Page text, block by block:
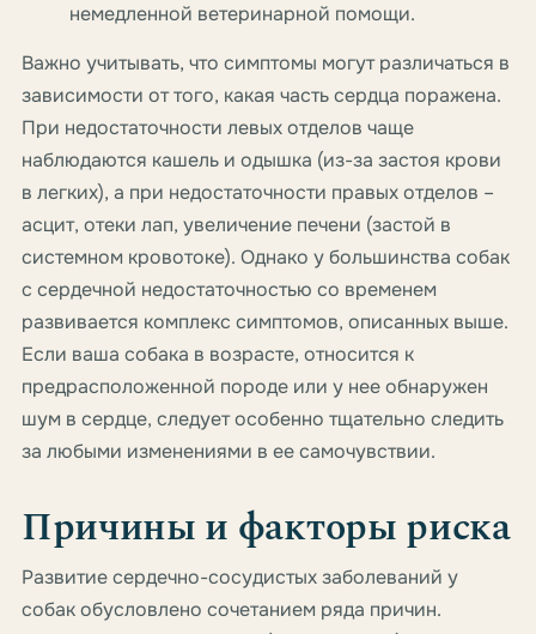
немедленной ветеринарной помощи.
Важно учитывать, что симптомы могут различаться в
зависимости от того, какая часть сердца поражена.
При недостаточности левых отделов чаще
наблюдаются кашель и одышка (из-за застоя крови
в легких), а при недостаточности правых отделов –
асцит, отеки лап, увеличение печени (застой в
системном кровотоке). Однако у большинства собак
с сердечной недостаточностью со временем
развивается комплекс симптомов, описанных выше.
Если ваша собака в возрасте, относится к
предрасположенной породе или у нее обнаружен
шум в сердце, следует особенно тщательно следить
за любыми изменениями в ее самочувствии.
Причины и факторы риска
Развитие сердечно-сосудистых заболеваний у
собак обусловлено сочетанием ряда причин.